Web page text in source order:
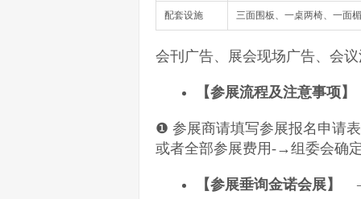
配套设施 三面围板、一桌两椅、一面
会刊广告、展会现场广告、会
【参展流程及注意事项】
❶ 参展商请填写参展报名申请
或者全部参展费用-→组委会确
【参展垂询金诺会展】